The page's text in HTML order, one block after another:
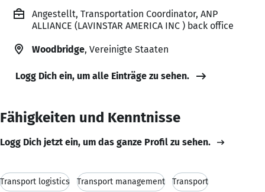
Angestellt, Transportation Coordinator, ANP
ALLIANCE (LAVINSTAR AMERICA INC ) back office
Woodbridge, Vereinigte Staaten
Logg Dich ein, um alle Einträge zu sehen.
Fähigkeiten und Kenntnisse
Logg Dich jetzt ein, um das ganze Profil zu sehen.
Transport logistics Transport management Transport